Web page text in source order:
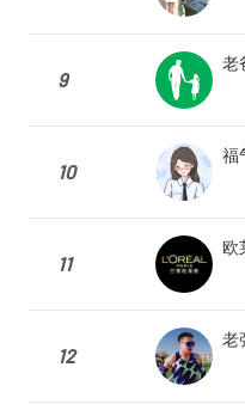
9
老
10
福
11
欧
12
老